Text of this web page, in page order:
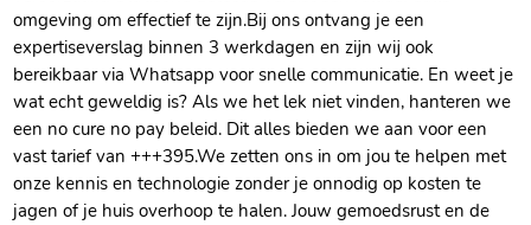
omgeving om effectief te zijn.​ Bij ons ontvang je een
expertiseverslag binnen 3 werkdagen en zijn wij ook
bereikbaar via Whatsapp voor snelle communicatie.​ En weet je
wat echt geweldig is? Als we het lek niet vinden, hanteren we
een no cure no pay beleid.​ Dit alles bieden we aan voor een
vast tarief van +++395.​ We zetten ons in om jou te helpen met
onze kennis en technologie zonder je onnodig op kosten te
jagen of je huis overhoop te halen.​ Jouw gemoedsrust en de